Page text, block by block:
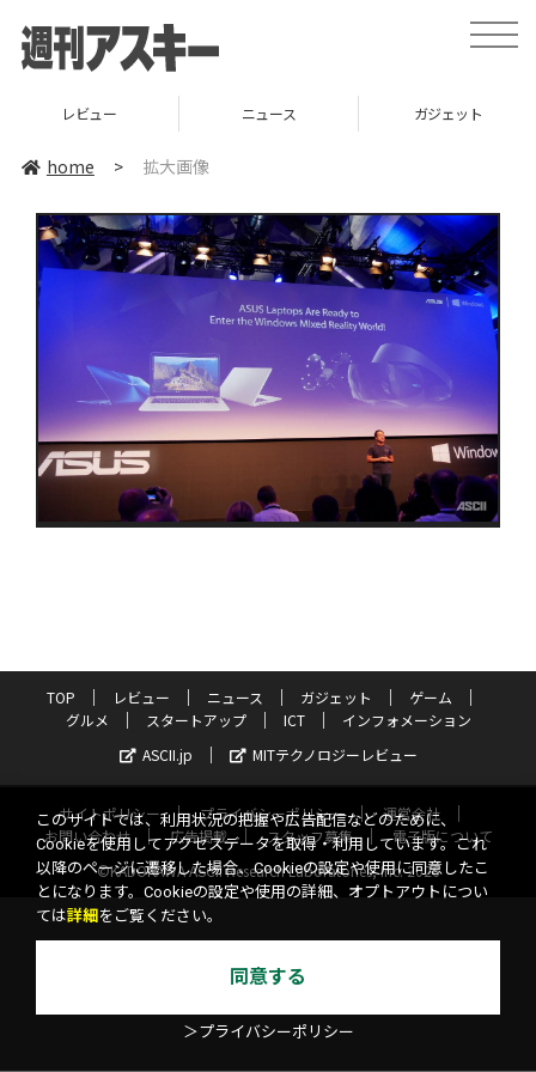
toggle
レビュー ニュース ガジェット
home > 拡大画像
TOP レビュー ニュース ガジェット
ゲーム
グルメ
スタートアップ ICT
インフォメーション
ASCII.jp
MITテクノロジーレビュー
サイトポリシー プライバシーポリシー
運営会社
お問い合わせ
広告掲載 スタッフ募集
電子版について
©KADOKAWA ASCII Research Laboratories, Inc. 2026
このサイトでは、利用状況の把握や広告配信などのために、
Cookieを使用してアクセスデータを取得・利用しています。これ
以降のページに遷移した場合、Cookieの設定や使用に同意したこ
とになります。Cookieの設定や使用の詳細、オプトアウトについ
ては詳細 をご覧ください。
同意する
＞プライバシーポリシー